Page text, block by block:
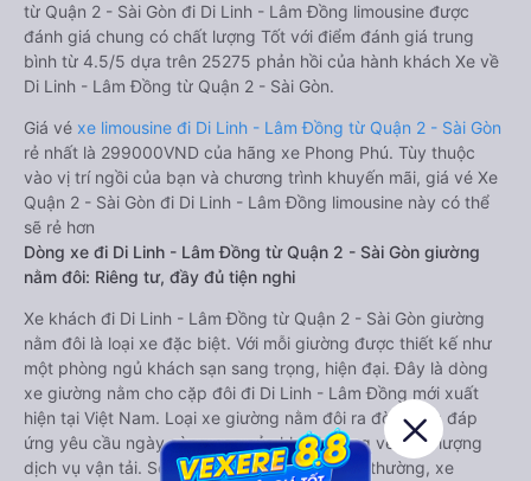
từ Quận 2 - Sài Gòn đi Di Linh - Lâm Đồng limousine được
đánh giá chung có chất lượng Tốt với điểm đánh giá trung
bình từ 4.5/5 dựa trên 25275 phản hồi của hành khách Xe về
Di Linh - Lâm Đồng từ Quận 2 - Sài Gòn.
Giá vé xe limousine đi Di Linh - Lâm Đồng từ Quận 2 - Sài Gòn
rẻ nhất là 299000VND của hãng xe Phong Phú. Tùy thuộc
vào vị trí ngồi của bạn và chương trình khuyến mãi, giá vé Xe
Quận 2 - Sài Gòn đi Di Linh - Lâm Đồng limousine này có thể
sẽ rẻ hơn
Dòng xe đi Di Linh - Lâm Đồng từ Quận 2 - Sài Gòn giường
nằm đôi: Riêng tư, đầy đủ tiện nghi
Xe khách đi Di Linh - Lâm Đồng từ Quận 2 - Sài Gòn giường
nằm đôi là loại xe đặc biệt. Với mỗi giường được thiết kế như
một phòng ngủ khách sạn sang trọng, hiện đại. Đây là dòng
xe giường nằm cho cặp đôi đi Di Linh - Lâm Đồng mới xuất
hiện tại Việt Nam. Loại xe giường nằm đôi ra đời nhằm đáp
ứng yêu cầu ngày càng cao của khách hàng về chất lượng
dịch vụ vận tải. So với xe giường nằm thông thường, xe